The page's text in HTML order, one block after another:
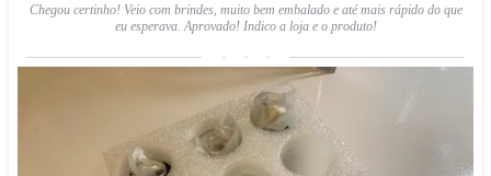
Chegou certinho! Veio com brindes, muito bem embalado e até mais rápido do que
eu esperava. Aprovado! Indico a loja e o produto!